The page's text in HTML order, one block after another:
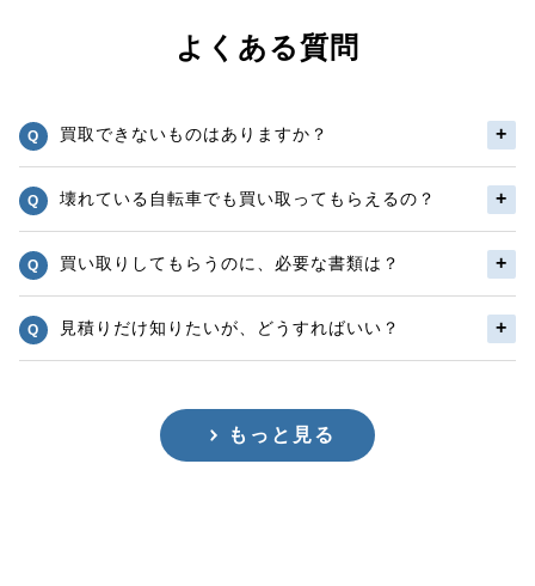
よくある質問
買取できないものはありますか？
壊れている自転車でも買い取ってもらえるの？
買い取りしてもらうのに、必要な書類は？
見積りだけ知りたいが、どうすればいい？
もっと見る